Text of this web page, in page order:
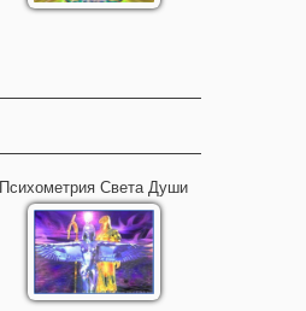
Психометрия Света Души